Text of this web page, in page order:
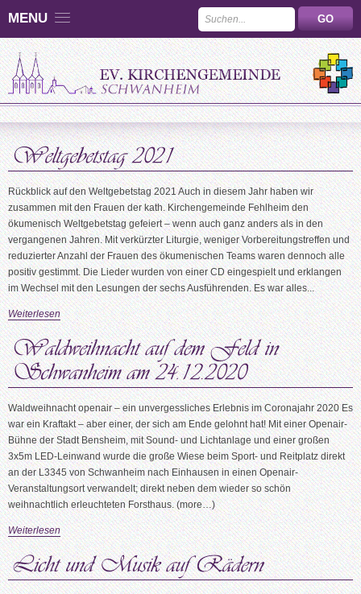
MENU
Rückblick auf den Weltgebetstag 2021 Auch in diesem Jahr haben wir
zusammen mit den Frauen der kath. Kirchengemeinde Fehlheim den
ökumenisch Weltgebetstag gefeiert – wenn auch ganz anders als in den
vergangenen Jahren. Mit verkürzter Liturgie, weniger Vorbereitungstreffen und
reduzierter Anzahl der Frauen des ökumenischen Teams waren dennoch alle
positiv gestimmt. Die Lieder wurden von einer CD eingespielt und erklangen
im Wechsel mit den Lesungen der sechs Ausführenden. Es war alles...
Weiterlesen
Waldweihnacht openair – ein unvergessliches Erlebnis im Coronajahr 2020 Es
war ein Kraftakt – aber einer, der sich am Ende gelohnt hat! Mit einer Openair-
Bühne der Stadt Bensheim, mit Sound- und Lichtanlage und einer großen
3x5m LED-Leinwand wurde die große Wiese beim Sport- und Reitplatz direkt
an der L3345 von Schwanheim nach Einhausen in einen Openair-
Veranstaltungsort verwandelt; direkt neben dem wieder so schön
weihnachtlich erleuchteten Forsthaus. (more…)
Weiterlesen